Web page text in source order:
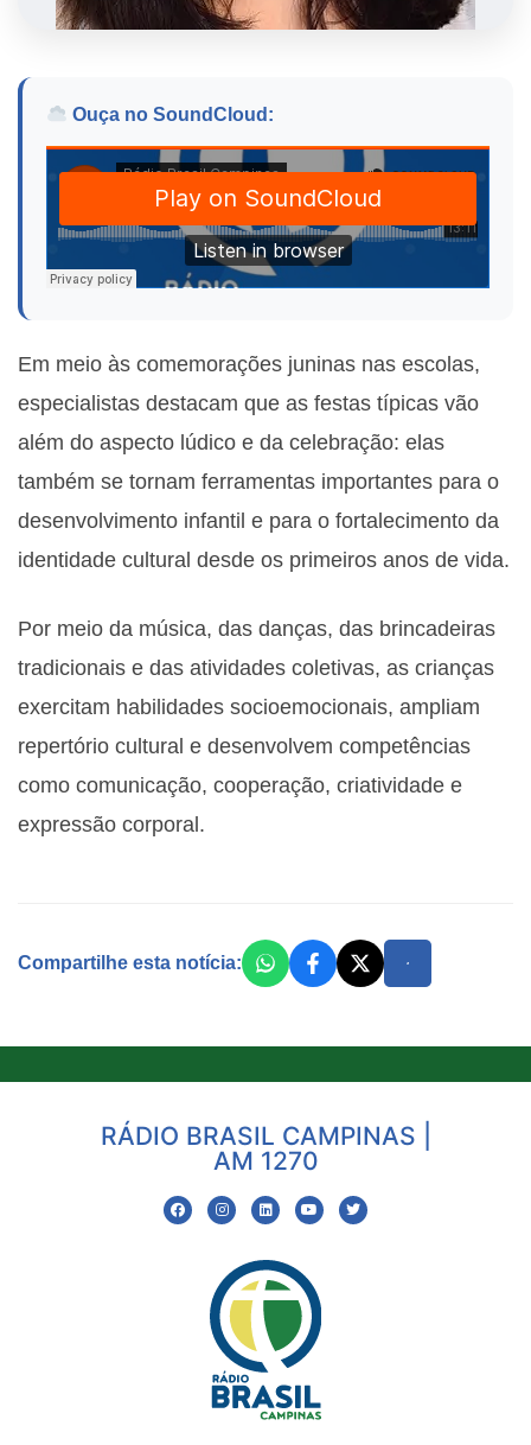
Ouça no SoundCloud:
Em meio às comemorações juninas nas escolas,
especialistas destacam que as festas típicas vão
além do aspecto lúdico e da celebração: elas
também se tornam ferramentas importantes para o
desenvolvimento infantil e para o fortalecimento da
identidade cultural desde os primeiros anos de vida.
Por meio da música, das danças, das brincadeiras
tradicionais e das atividades coletivas, as crianças
exercitam habilidades socioemocionais, ampliam
repertório cultural e desenvolvem competências
como comunicação, cooperação, criatividade e
expressão corporal.
Compartilhe esta notícia:
RÁDIO BRASIL CAMPINAS |
AM 1270